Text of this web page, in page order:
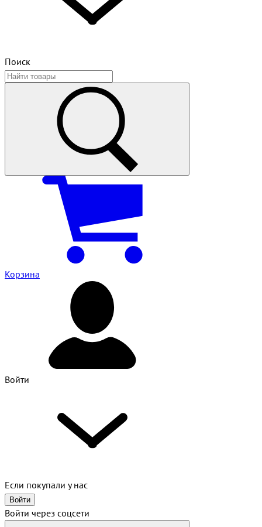
Поиск
Корзина
Войти
Если покупали у нас
Войти
Войти через соцсети